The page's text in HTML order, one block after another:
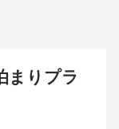
まりプラ